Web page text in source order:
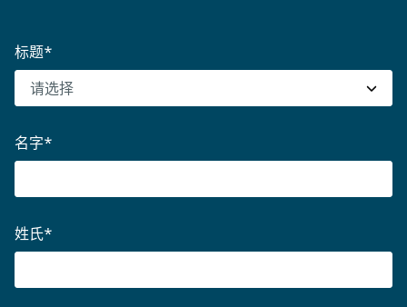
标题*
名字*
姓氏*